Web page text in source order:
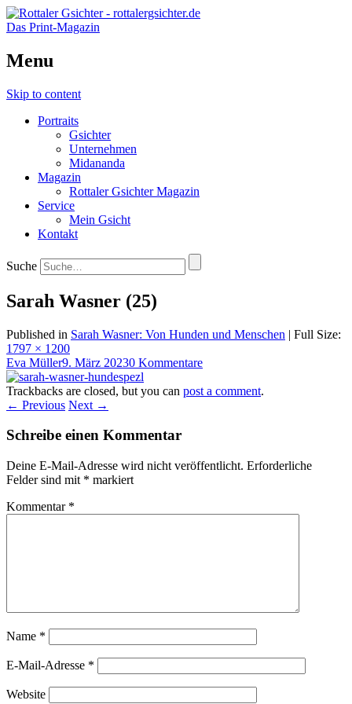
Das Print-Magazin
Menu
Skip to content
Portraits
Gsichter
Unternehmen
Midananda
Magazin
Rottaler Gsichter Magazin
Service
Mein Gsicht
Kontakt
Suche
Sarah Wasner (25)
Published in Sarah Wasner: Von Hunden und Menschen | Full Size:
1797 × 1200
Eva Müller9. März 20230 Kommentare
Trackbacks are closed, but you can post a comment.
← Previous Next →
Schreibe einen Kommentar
Deine E-Mail-Adresse wird nicht veröffentlicht. Erforderliche
Felder sind mit * markiert
Kommentar *
Name *
E-Mail-Adresse *
Website